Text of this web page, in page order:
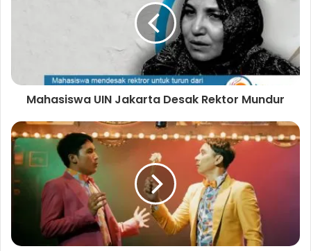
Mahasiswa UIN Jakarta Desak Rektor Mundur